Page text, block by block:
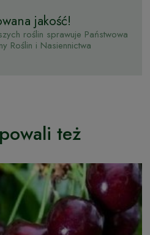
jakość!
roślin sprawuje Państwowa
Roślin i Nasiennictwa
też